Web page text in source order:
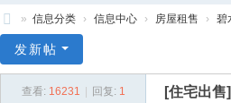
林
» 信息分类 › 信息中心 › 房屋租售 › 碧
发新帖
查看: 16231 回复: 1 [住宅出售]